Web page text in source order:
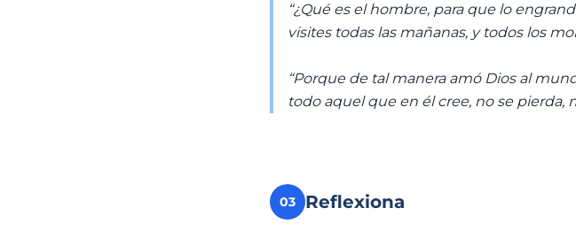
“¿Qué es el hombre, para que lo
visites todas las mañanas, y todos los
“Porque de tal manera amó Dios al
todo aquel que en él cree, no se pierda,
03 Reflexiona